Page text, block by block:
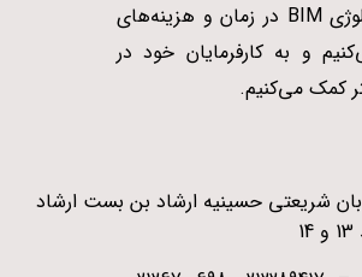
ما با استفاده از تکنولوژی BIM در زمان و هزینه‌های
و به کارفرمایان خود در
کمک می‌کنیم.
شریعتی حسینیه ارشاد بن بست ارشاد